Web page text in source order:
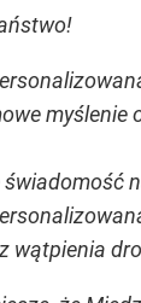
świadomość
wątpienia